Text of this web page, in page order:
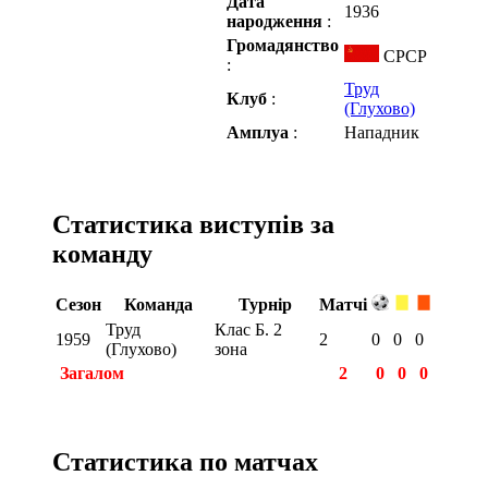
народження :
1936
Громадянство
:
СРСР
Клуб :
Труд
(Глухово)
Амплуа : Нападник
Статистика виступів за
команду
Сезон Команда Турнір
Матчі
1959
Труд
(Глухово)
Клас Б. 2
зона
2 0 0
0
Загалом
2 0 0 0
Статистика по матчах